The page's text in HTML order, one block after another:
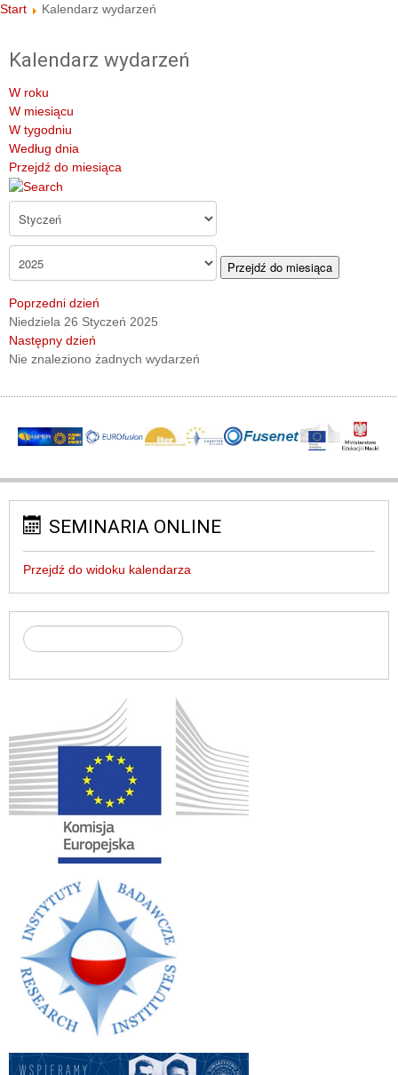
Start Kalendarz wydarzeń
Kalendarz wydarzeń
W roku
W miesiącu
W tygodniu
Według dnia
Przejdź do miesiąca
Przejdź do miesiąca
Poprzedni dzień
Niedziela 26 Styczeń 2025
Następny dzień
Nie znaleziono żadnych wydarzeń
SEMINARIA ONLINE
Przejdź do widoku kalendarza